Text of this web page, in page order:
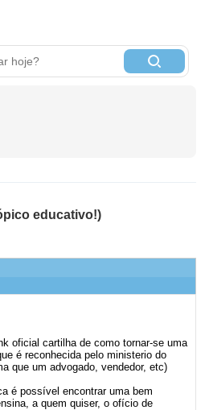
educativo!)
oficial cartilha de como tornar-se uma
é reconhecida pelo ministerio do
que um advogado, vendedor, etc)
é possível encontrar uma bem
a quem quiser, o ofício de